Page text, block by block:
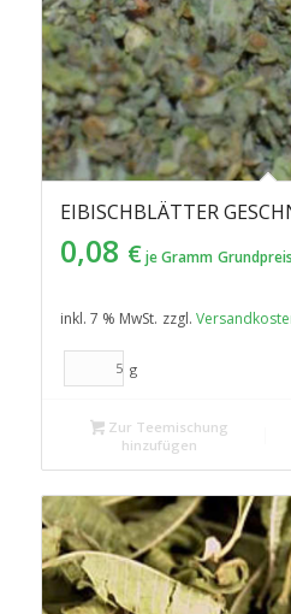
EIBISCHBLÄTTER
0,08 € je Gramm
inkl. 7 % MwSt. zzgl.
g
Zur Teemischung
hinzufügen